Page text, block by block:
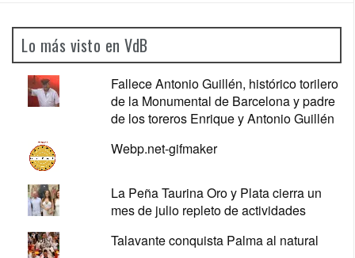
Lo más visto en VdB
Fallece Antonio Guillén, histórico torilero
de la Monumental de Barcelona y padre
de los toreros Enrique y Antonio Guillén
Webp.net-gifmaker
La Peña Taurina Oro y Plata cierra un
mes de julio repleto de actividades
Talavante conquista Palma al natural